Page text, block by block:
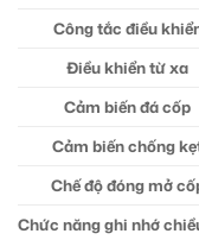
Công tắc điều
Điều khiển từ xa
Cảm biến đá cốp
Cảm biến chống
Chế độ đóng mở
Chức năng ghi nhớ